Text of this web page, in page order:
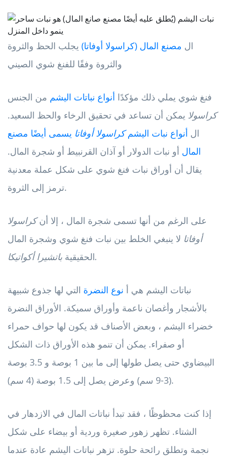
ال مصنع المال (كراسولا أوفاتا) يجلب الحظ والثروة
والثروة وفقًا للفنغ شوي الصيني
فنغ شوي يملي ذلك مؤكدًا أنواع نباتات اليشم من الجنس
كراسولا يمكن أن تساعد في تحقيق الرخاء والحظ السعيد.
ال أنواع نبات اليشمكراسولا أوفاتا يسمى أيضًا مصنع
المال أو نبات الدولار أو آذان القرنبيط أو شجرة المال.
يقال أن أوراق نبات فنغ شوي على شكل عملة معدنية
ترمز إلى الثروة.
على الرغم من أنها تسمى شجرة المال ، إلا أنكراسولا
أوفاتا لا ينبغي الخلط بين نبات فنغ شوي وشجرة المال
الحقيقيةباتشيرا أكواتيكا.
نباتات اليشم هي أ نوع النضرة التي لها جذوع شبيهة
بالأشجار وأغصان ناعمة وأوراق سميكة. الأوراق النضرة
خضراء اليشم ، وبعض الأصناف قد يكون لها حواف حمراء
أو صفراء. يمكن أن تنمو هذه الأوراق ذات الشكل
البيضاوي حتى يصل طولها إلى ما بين 1 بوصة و 3.5 بوصة
(3-9 سم) وعرض يصل إلى 1.5 بوصة (4 سم).
إذا كنت محظوظًا ، فقد تبدأ نباتات المال في الازدهار في
الشتاء. تظهر زهور صغيرة وردية أو بيضاء على شكل
نجمة وتطلق رائحة حلوة. تزهر نباتات اليشم عادة عندما